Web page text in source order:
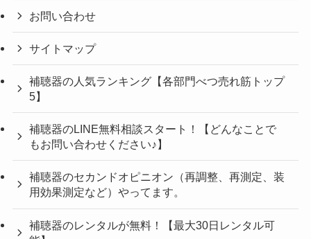
お問い合わせ
サイトマップ
補聴器の人気ランキング【各部門べつ売れ筋トップ
5】
補聴器のLINE無料相談スタート！【どんなことで
もお問い合わせください♪】
補聴器のセカンドオピニオン（再調整、再測定、装
用効果測定など）やってます。
補聴器のレンタルが無料！【最大30日レンタル可